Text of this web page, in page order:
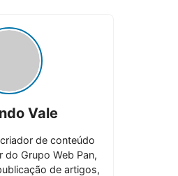
Vale
de conteúdo
do Grupo Web Pan,
de artigos,